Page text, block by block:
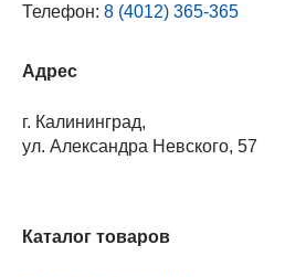
Телефон: 8 (4012) 365-365
Адрес
г. Калининград,
ул. Александра Невского, 57
Каталог товаров